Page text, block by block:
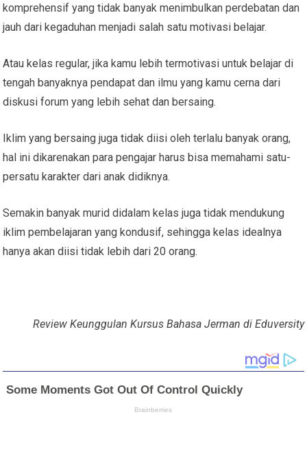
komprehensif yang tidak banyak menimbulkan perdebatan dan
jauh dari kegaduhan menjadi salah satu motivasi belajar.
Atau kelas regular, jika kamu lebih termotivasi untuk belajar di
tengah banyaknya pendapat dan ilmu yang kamu cerna dari
diskusi forum yang lebih sehat dan bersaing.
Iklim yang bersaing juga tidak diisi oleh terlalu banyak orang,
hal ini dikarenakan para pengajar harus bisa memahami satu-
persatu karakter dari anak didiknya.
Semakin banyak murid didalam kelas juga tidak mendukung
iklim pembelajaran yang kondusif, sehingga kelas idealnya
hanya akan diisi tidak lebih dari 20 orang.
Review Keunggulan Kursus Bahasa Jerman di Eduversity